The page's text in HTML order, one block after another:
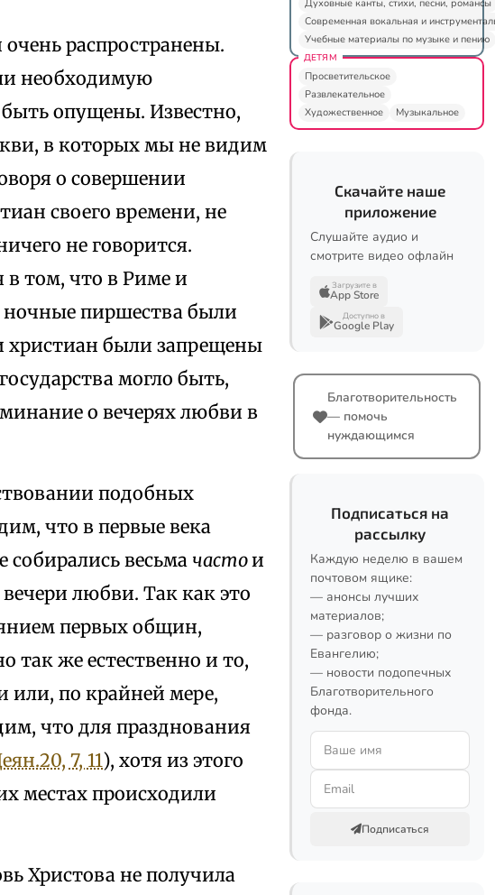
распространены.
необходимую
опущены. Известно,
в которых мы не видим
о совершении
своего времени, не
не говорится.
в том, что в Риме и
пиршества были
христиан были запрещены
могло быть,
о вечерях любви в
подобных
что в первые века
весьма частои
любви. Так как это
первых общин,
так же естественно и то,
или, по крайней мере,
что для празднования
7, 11), хотя из этого
местах происходили
Христова не получила
Духовные канты, стихи, песни, романсы
Современная вокальная и
Учебные материалы по музыке и пению
ДЕТЯМ
Просветительское
Развлекательное
Художественное
Музыкальное
Скачайте наше
приложение
Слушайте аудио и
смотрите видео офлайн
Загрузите в
App Store
Доступно в
Google Play
Благотворительность
— помочь
нуждающимся
Подписаться на
рассылку
Каждую неделю в вашем
почтовом ящике:
— анонсы лучших
материалов;
— разговор о жизни по
Евангелию;
— новости подопечных
Благотворительного
фонда.
Подписаться